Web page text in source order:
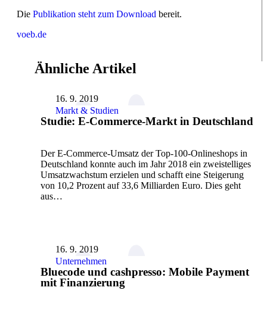
Die Publikation steht zum Download bereit.
voeb.de
Ähnliche Artikel
16. 9. 2019
Markt & Studien
Studie: E-Commerce-Markt in Deutschland
Der E-Commerce-Umsatz der Top-100-Onlineshops in
Deutschland konnte auch im Jahr 2018 ein zweistelliges
Umsatzwachstum erzielen und schafft eine Steigerung
von 10,2 Prozent auf 33,6 Milliarden Euro. Dies geht
aus…
16. 9. 2019
Unternehmen
Bluecode und cashpresso: Mobile Payment
mit Finanzierung